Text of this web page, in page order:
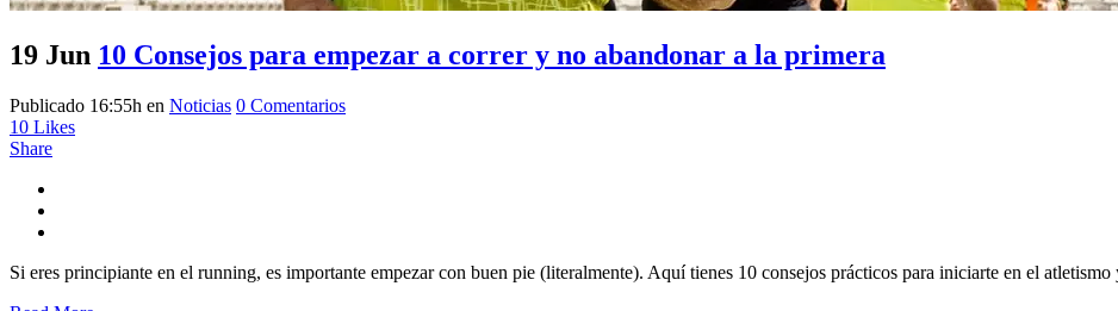
19 Jun 10 Consejos para empezar a correr y no abandonar a la primera
Publicado 16:55h en Noticias 0 Comentarios
10 Likes
Share
Si eres principiante en el running, es importante empezar con buen pie (literalmente). Aquí tienes 10 consejos prácticos para iniciarte en el